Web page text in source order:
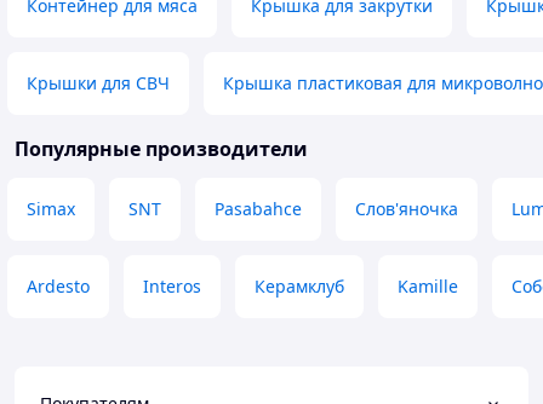
Контейнер для мяса Крышка для закрутки
Крышки для СВЧ Крышка пластиковая для
Популярные производители
Simax SNT Pasabahce Слов'яночка
Ardesto Interos Керамклуб Kamille